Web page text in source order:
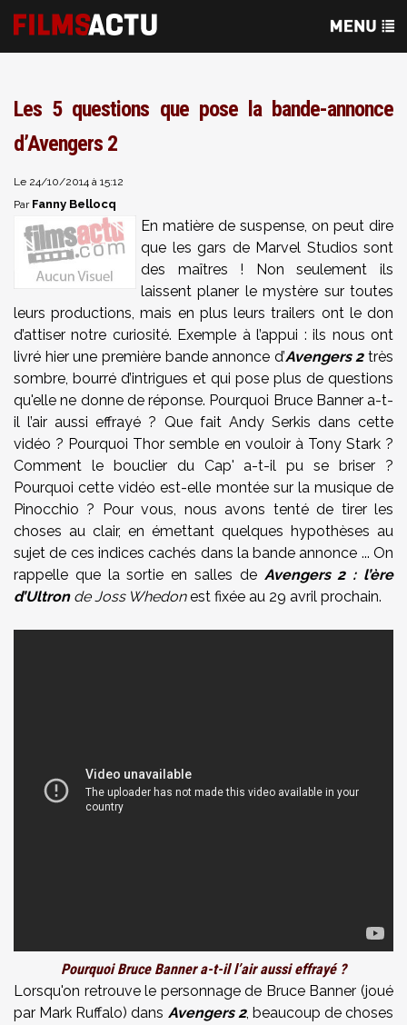
Les 5 questions que pose la bande-annonce
d’Avengers 2
Le 24/10/2014 à 15:12
Par Fanny Bellocq
En matière de suspense, on peut dire
que les gars de Marvel Studios sont
des maîtres ! Non seulement ils
laissent planer le mystère sur toutes
leurs productions, mais en plus leurs trailers ont le don
d’attiser notre curiosité. Exemple à l’appui : ils nous ont
livré hier une première bande annonce d’Avengers 2très
sombre, bourré d’intrigues et qui pose plus de questions
qu'elle ne donne de réponse. Pourquoi Bruce Banner a-t-
il l’air aussi effrayé ? Que fait Andy Serkis dans cette
vidéo ? Pourquoi Thor semble en vouloir à Tony Stark ?
Comment le bouclier du Cap' a-t-il pu se briser ?
Pourquoi cette vidéo est-elle montée sur la musique de
Pinocchio ? Pour vous, nous avons tenté de tirer les
choses au clair, en émettant quelques hypothèses au
sujet de ces indices cachés dans la bande annonce ... On
rappelle que la sortie en salles de Avengers 2 : l’ère
d’Ultronde Joss Whedon est fixée au 29 avril prochain.
Pourquoi Bruce Banner a-t-il l’air aussi effrayé ?
Lorsqu'on retrouve le personnage de Bruce Banner (joué
par Mark Ruffalo) dans Avengers 2, beaucoup de choses